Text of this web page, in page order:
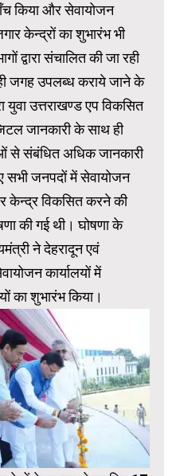
किया और सेवायोजन
केन्द्रों का शुभारंभ भी
द्वारा संचालित की जा रही
जगह उपलब्ध कराये जाने के
युवा उत्तराखण्ड एप विकसित
जानकारी के साथ ही
से संबंधित अधिक जानकारी
जनपदों में सेवायोजन
केन्द्र विकसित करने की
की गई थी। घोषणा के
ने देहरादून एवं
कार्यालयों में
का शुभारंभ किया।